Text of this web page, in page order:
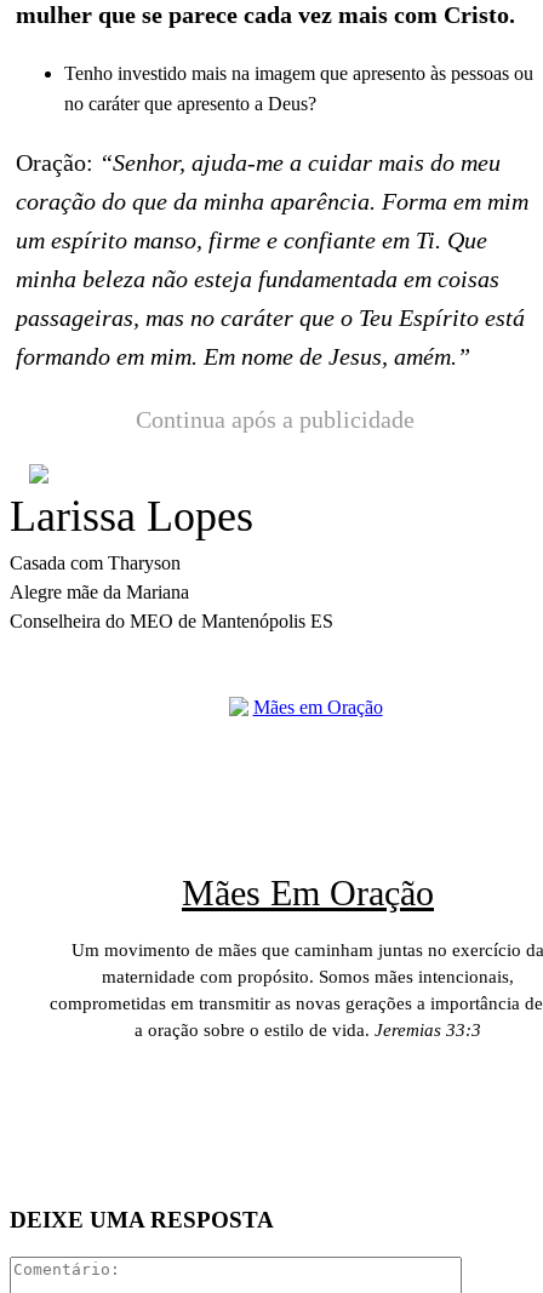
mulher que se parece cada vez mais com Cristo.
Tenho investido mais na imagem que apresento às pessoas ou
no caráter que apresento a Deus?
Oração: “Senhor, ajuda-me a cuidar mais do meu
coração do que da minha aparência. Forma em mim
um espírito manso, firme e confiante em Ti. Que
minha beleza não esteja fundamentada em coisas
passageiras, mas no caráter que o Teu Espírito está
formando em mim. Em nome de Jesus, amém.”
Continua após a publicidade
Larissa Lopes
Casada com Tharyson
Alegre mãe da Mariana
Conselheira do MEO de Mantenópolis ES
Mães Em Oração
Um movimento de mães que caminham juntas no exercício da
maternidade com propósito. Somos mães intencionais,
comprometidas em transmitir as novas gerações a importância
a oração sobre o estilo de vida. Jeremias 33:3
DEIXE UMA RESPOSTA